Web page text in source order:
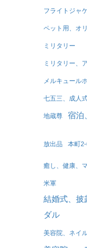
フライトジャ
ペット用、オ
ミリタリー
ミリタリー、
メルキュール
七五三、成人
地蔵尊 宿泊
放出品 本町
癒し、健康、
米軍
結婚式、披
ダル
美容院、ネイ